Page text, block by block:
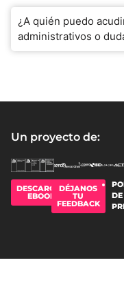
¿A quién puedo
administrativos o
Un proyecto de:
DESCARGAR
EBOOK
DÉJANOS
TU
FEEDBACK
DE